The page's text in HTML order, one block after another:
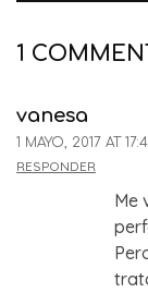
1
vanesa
1 MAYO, 2017 AT
RESPONDER
Me